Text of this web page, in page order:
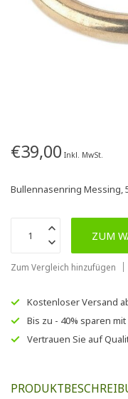
€39,00 Inkl. MwSt.
Bullennasenring Messing,
ZUM
Zum Vergleich hinzufügen
Kostenloser Versand
Bis zu - 40% sparen
Vertrauen Sie auf